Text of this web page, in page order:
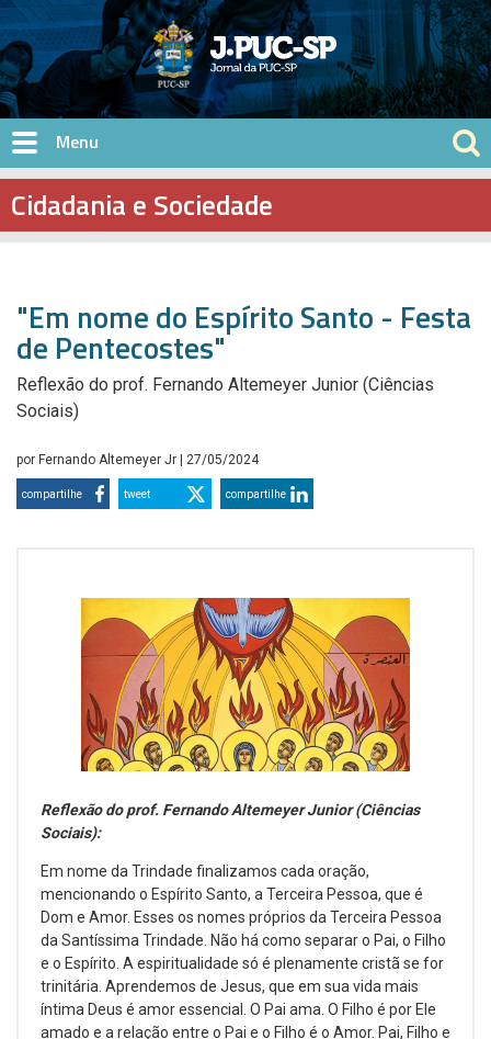
Pular para o conteúdo principal
Cidadania e Sociedade
"Em nome do Espírito Santo - Festa
de Pentecostes"
Reflexão do prof. Fernando Altemeyer Junior (Ciências
Sociais)
por Fernando Altemeyer Jr | 27/05/2024
compartilhe tweet compartilhe
Reflexão do prof. Fernando Altemeyer Junior (Ciências
Sociais):
Em nome da Trindade finalizamos cada oração,
mencionando o Espírito Santo, a Terceira Pessoa, que é
Dom e Amor. Esses os nomes próprios da Terceira Pessoa
da Santíssima Trindade. Não há como separar o Pai, o Filho
e o Espírito. A espiritualidade só é plenamente cristã se for
trinitária. Aprendemos de Jesus, que em sua vida mais
íntima Deus é amor essencial. O Pai ama. O Filho é por Ele
amado e a relação entre o Pai e o Filho é o Amor. Pai, Filho e